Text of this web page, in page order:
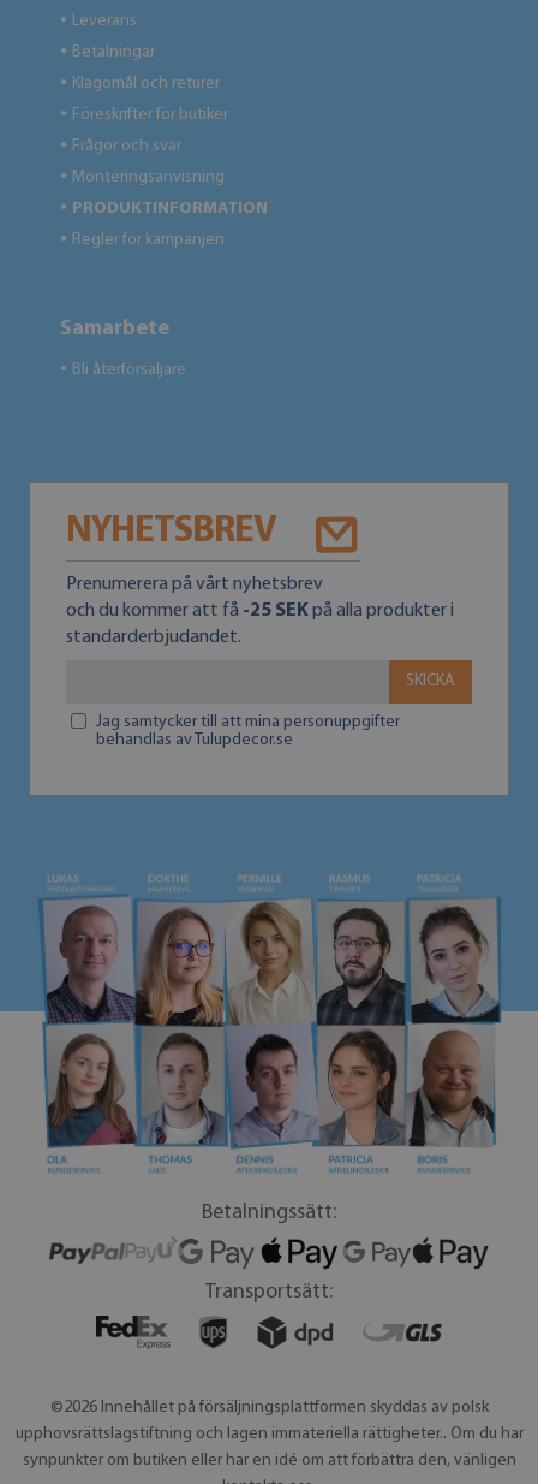
● Leverans
● Betalningar
● Klagomål och returer
● Föreskrifter för butiker
● Frågor och svar
● Monteringsanvisning
● PRODUKTINFORMATION
● Regler för kampanjen
Samarbete
● Bli återförsäljare
NYHETSBREV
Prenumerera på vårt nyhetsbrev
och du kommer att få -25 SEKpå alla produkter i
standarderbjudandet.
SKICKA
Jag samtycker till att mina personuppgifter
behandlas av Tulupdecor.se
Betalningssätt:
Transportsätt:
©2026 Innehållet på försäljningsplattformen skyddas av polsk
upphovsrättslagstiftning och lagen immateriella rättigheter.. Om du har
synpunkter om butiken eller har en idé om att förbättra den, vänligen